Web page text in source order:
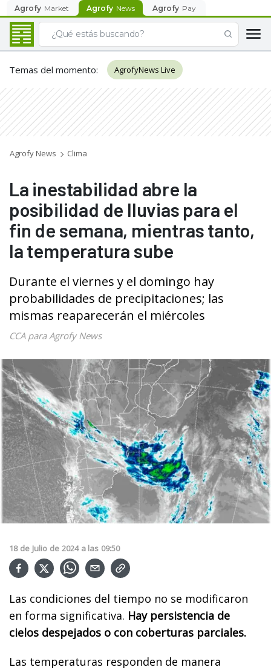
Agrofy Market Agrofy News Agrofy Pay
Temas del momento: AgrofyNews Live
Agrofy News Clima
La inestabilidad abre la
posibilidad de lluvias para el
fin de semana, mientras tanto,
la temperatura sube
Durante el viernes y el domingo hay
probabilidades de precipitaciones; las
mismas reaparecerán el miércoles
CCA para Agrofy News
18 de Julio de 2024 a las 09:50
Las condiciones del tiempo no se modificaron
en forma significativa. Hay persistencia de
cielos despejados o con coberturas parciales.
Las temperaturas responden de manera